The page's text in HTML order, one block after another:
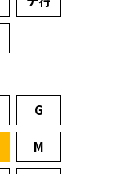
G
M